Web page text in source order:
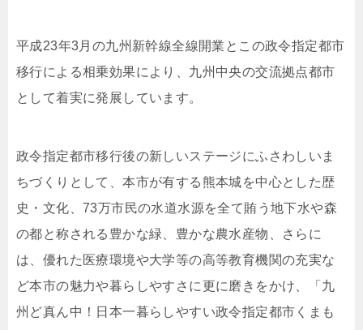
平成23年3月の九州新幹線全線開業とこの政令指定都市
移行による相乗効果により、九州中央の交流拠点都市
として着実に発展しています。
政令指定都市移行後の新しいステージにふさわしいま
ちづくりとして、本市が有する熊本城を中心とした歴
史・文化、73万市民の水道水源を全て賄う地下水や森
の都と称される豊かな緑、豊かな農水産物、さらに
は、優れた医療環境や大学等の高等教育機関の充実な
ど本市の魅力や暮らしやすさに更に磨きをかけ、「九
州ど真ん中！日本一暮らしやすい政令指定都市くまも